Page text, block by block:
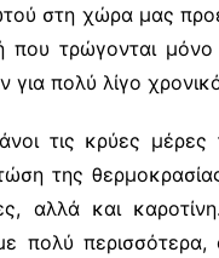
στη χώρα μας
που τρώγονται
πολύ λίγο
τις κρύες
της
αλλά και
πολύ